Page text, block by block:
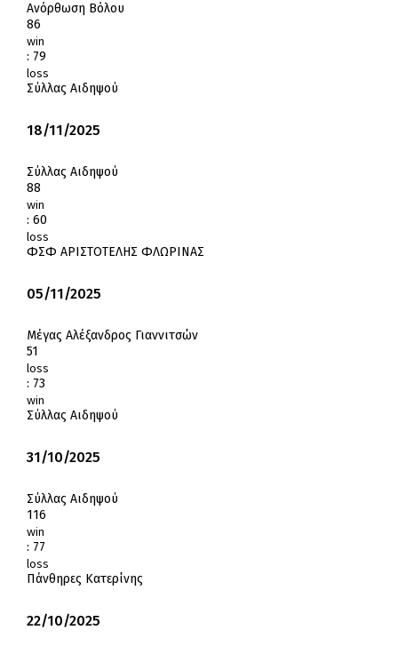
Ανόρθωση Βόλου
86
win
: 79
loss
Σύλλας Αιδηψού
18/11/2025
Σύλλας Αιδηψού
88
win
: 60
loss
ΦΣΦ ΑΡΙΣΤΟΤΕΛΗΣ ΦΛΩΡΙΝΑΣ
05/11/2025
Μέγας Αλέξανδρος Γιαννιτσών
51
loss
: 73
win
Σύλλας Αιδηψού
31/10/2025
Σύλλας Αιδηψού
116
win
: 77
loss
Πάνθηρες Κατερίνης
22/10/2025